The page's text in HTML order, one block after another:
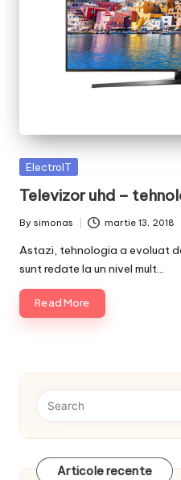
Posted
ElectroIT
Televizor uhd –
Posted
by
By simonas martie 13, 2018
Astazi, tehnologia a evoluat
sunt redate la un nivel mult…
Read More
Articole recente